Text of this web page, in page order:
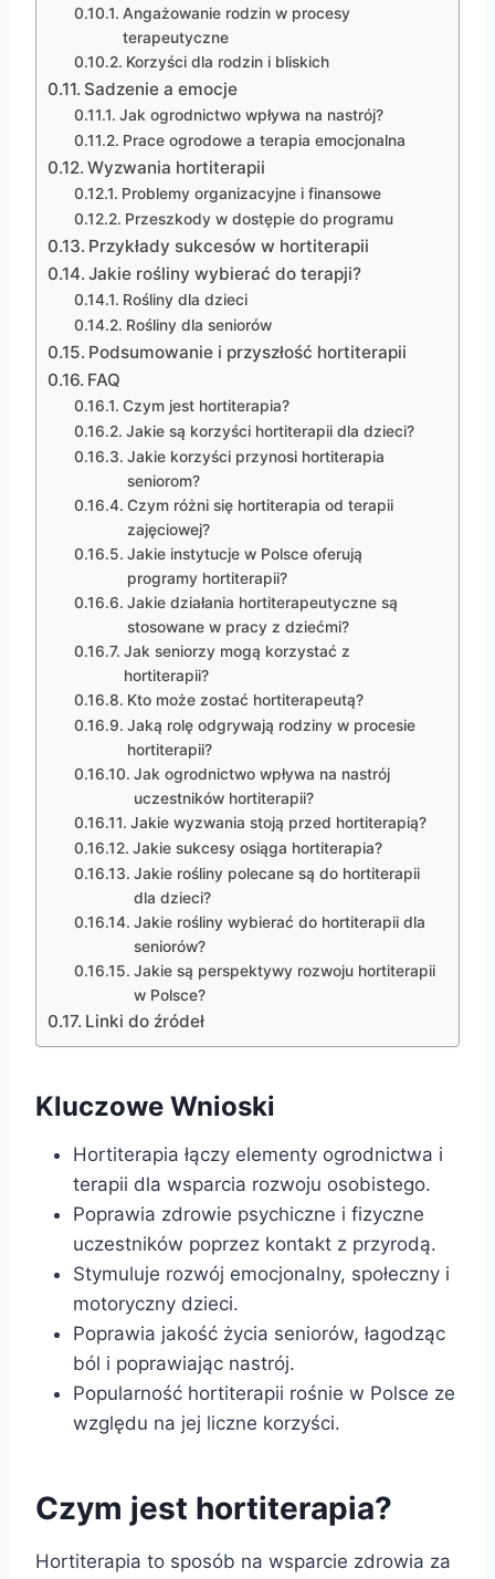
Angażowanie rodzin w procesy
terapeutyczne
Korzyści dla rodzin i bliskich
Sadzenie a emocje
Jak ogrodnictwo wpływa na nastrój?
Prace ogrodowe a terapia emocjonalna
Wyzwania hortiterapii
Problemy organizacyjne i finansowe
Przeszkody w dostępie do programu
Przykłady sukcesów w hortiterapii
Jakie rośliny wybierać do terapji?
Rośliny dla dzieci
Rośliny dla seniorów
Podsumowanie i przyszłość hortiterapii
FAQ
Czym jest hortiterapia?
Jakie są korzyści hortiterapii dla dzieci?
Jakie korzyści przynosi hortiterapia
seniorom?
Czym różni się hortiterapia od terapii
zajęciowej?
Jakie instytucje w Polsce oferują
programy hortiterapii?
Jakie działania hortiterapeutyczne są
stosowane w pracy z dziećmi?
Jak seniorzy mogą korzystać z
hortiterapii?
Kto może zostać hortiterapeutą?
Jaką rolę odgrywają rodziny w procesie
hortiterapii?
Jak ogrodnictwo wpływa na nastrój
uczestników hortiterapii?
Jakie wyzwania stoją przed hortiterapią?
Jakie sukcesy osiąga hortiterapia?
Jakie rośliny polecane są do hortiterapii
dla dzieci?
Jakie rośliny wybierać do hortiterapii dla
seniorów?
Jakie są perspektywy rozwoju hortiterapii
w Polsce?
Linki do źródeł
Kluczowe Wnioski
Hortiterapia łączy elementy ogrodnictwa i
terapii dla wsparcia rozwoju osobistego.
Poprawia zdrowie psychiczne i fizyczne
uczestników poprzez kontakt z przyrodą.
Stymuluje rozwój emocjonalny, społeczny i
motoryczny dzieci.
Poprawia jakość życia seniorów, łagodząc
ból i poprawiając nastrój.
Popularność hortiterapii rośnie w Polsce ze
względu na jej liczne korzyści.
Czym jest hortiterapia?
Hortiterapia to sposób na wsparcie zdrowia za